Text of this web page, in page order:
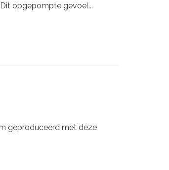
opgepompte gevoel...
geproduceerd met deze